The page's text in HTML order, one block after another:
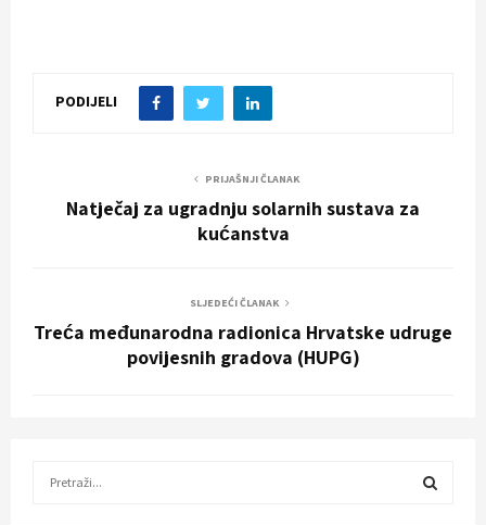
PODIJELI
PRIJAŠNJI ČLANAK
Natječaj za ugradnju solarnih sustava za
kućanstva
SLJEDEĆI ČLANAK
Treća međunarodna radionica Hrvatske udruge
povijesnih gradova (HUPG)